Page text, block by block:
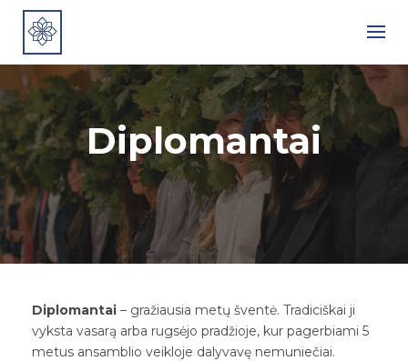
Skip
content
Diplomantai
Diplomantai – gražiausia metų šventė. Tradiciškai ji
vyksta vasarą arba rugsėjo pradžioje, kur pagerbiami 5
metus ansamblio veikloje dalyvavę nemuniečiai.